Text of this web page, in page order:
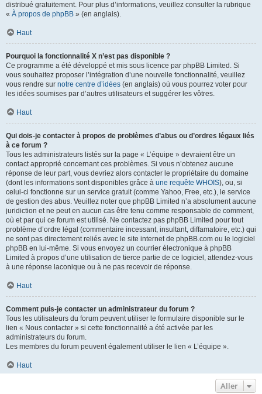
distribué gratuitement. Pour plus d’informations, veuillez consulter la rubrique
« À propos de phpBB » (en anglais).
Haut
Pourquoi la fonctionnalité X n’est pas disponible ?
Ce programme a été développé et mis sous licence par phpBB Limited. Si
vous souhaitez proposer l’intégration d’une nouvelle fonctionnalité, veuillez
vous rendre sur notre centre d’idées (en anglais) où vous pourrez voter pour
les idées soumises par d’autres utilisateurs et suggérer les vôtres.
Haut
Qui dois-je contacter à propos de problèmes d’abus ou d’ordres légaux liés
à ce forum ?
Tous les administrateurs listés sur la page « L’équipe » devraient être un
contact approprié concernant ces problèmes. Si vous n’obtenez aucune
réponse de leur part, vous devriez alors contacter le propriétaire du domaine
(dont les informations sont disponibles grâce à une requête WHOIS), ou, si
celui-ci fonctionne sur un service gratuit (comme Yahoo, Free, etc.), le service
de gestion des abus. Veuillez noter que phpBB Limited n’a absolument aucune
juridiction et ne peut en aucun cas être tenu comme responsable de comment,
où et par qui ce forum est utilisé. Ne contactez pas phpBB Limited pour tout
problème d’ordre légal (commentaire incessant, insultant, diffamatoire, etc.) qui
ne sont pas directement reliés avec le site internet de phpBB.com ou le logiciel
phpBB en lui-même. Si vous envoyez un courrier électronique à phpBB
Limited à propos d’une utilisation de tierce partie de ce logiciel, attendez-vous
à une réponse laconique ou à ne pas recevoir de réponse.
Haut
Comment puis-je contacter un administrateur du forum ?
Tous les utilisateurs du forum peuvent utiliser le formulaire disponible sur le
lien « Nous contacter » si cette fonctionnalité a été activée par les
administrateurs du forum.
Les membres du forum peuvent également utiliser le lien « L’équipe ».
Haut
Aller